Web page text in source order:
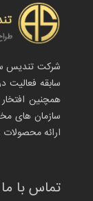
شرکت تندیس
سابقه فعالیت
همچنین
سازمان های
ارائه
تماس با ما